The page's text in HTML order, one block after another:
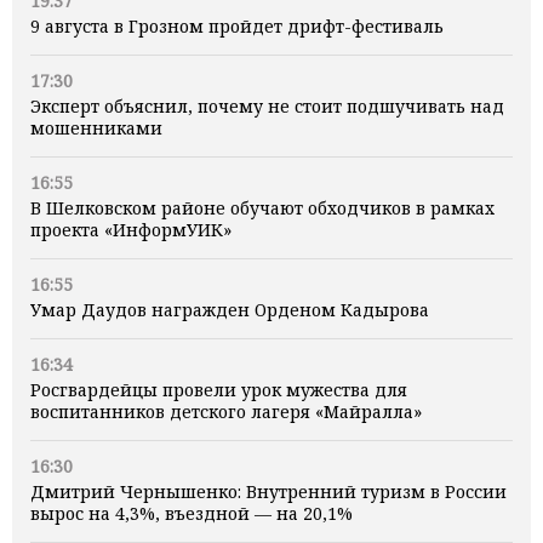
9 августа в Грозном пройдет дрифт-фестиваль
17:30
Эксперт объяснил, почему не стоит подшучивать над
мошенниками
16:55
В Шелковском районе обучают обходчиков в рамках
проекта «ИнформУИК»
16:55
Умар Даудов награжден Орденом Кадырова
16:34
Росгвардейцы провели урок мужества для
воспитанников детского лагеря «Майралла»
16:30
Дмитрий Чернышенко: Внутренний туризм в России
вырос на 4,3%, въездной — на 20,1%